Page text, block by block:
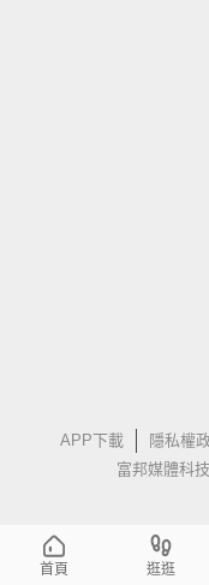
APP下載 隱私權
富邦媒體科
首頁 逛逛